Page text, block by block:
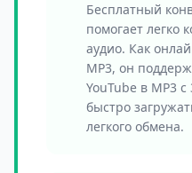
Бесплатный
помогает легко
аудио. Как
MP3, он
YouTube в MP3
быстро
легкого обмена.